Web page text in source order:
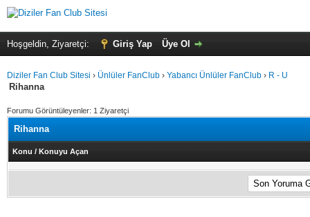
Hoşgeldin, Ziyaretçi: Giriş Yap Üye Ol
Diziler Fan Club Sitesi › Ünlüler FanClub › Yabancı Ünlüler FanClub › R - U
Rihanna
Forumu Görüntüleyenler: 1 Ziyaretçi
Rihanna
Konu / Konuyu Açan